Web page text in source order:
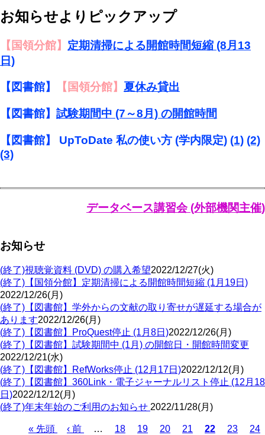
お知らせよりピックアップ
【国領分館】 定期清掃による開館時間短縮 (8月13
日)
【図書館】 【国領分館】 夏休み貸出
【図書館】 試験期間中 (7～8月) の開館時間
【図書館】 UpToDate 私の使い方 (学内限定) (1) (2)
(3)
データベース講習会 (外部機関主催)
お知らせ
(終了)視聴覚資料 (DVD) の購入希望2022/12/27(火)
(終了)【国領分館】定期清掃による開館時間短縮 (1月19日)
2022/12/26(月)
(終了)【図書館】学外からの文献の取り寄せが遅延する場合が
あります2022/12/26(月)
(終了)【図書館】ProQuest停止 (1月8日)2022/12/26(月)
(終了)【図書館】試験期間中 (1月) の開館日・開館時間変更
2022/12/21(水)
(終了)【図書館】RefWorks停止 (12月17日)2022/12/12(月)
(終了)【図書館】360Link・電子ジャーナルリスト停止 (12月18
日)2022/12/12(月)
(終了)年末年始のご利用のお知らせ 2022/11/28(月)
先
« 先頭
前
‹ 前 … Page
18 Page
19 Page
20 Page
21
カ
22 Page
23
24